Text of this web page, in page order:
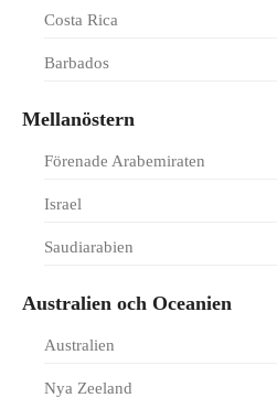
Costa Rica
Barbados
Mellanöstern
Förenade Arabemiraten
Israel
Saudiarabien
Australien och Oceanien
Australien
Nya Zeeland